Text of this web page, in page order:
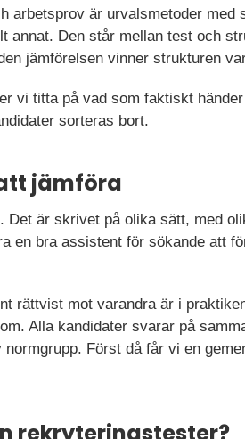
arbetsprov är urvalsmetoder
annat. Den står mellan test och
jämförelsen vinner strukturen
vi titta på vad som faktiskt
sorteras bort.
jämföra
Det är skrivet på olika sätt, med
en bra assistent för sökande att
rättvist mot varandra är i
Alla kandidater svarar på
Först då får vi en